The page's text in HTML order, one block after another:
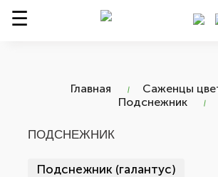
Главная
Саженцы
Подснежник
ПОДСНЕЖНИК
Подснежник (галантус)